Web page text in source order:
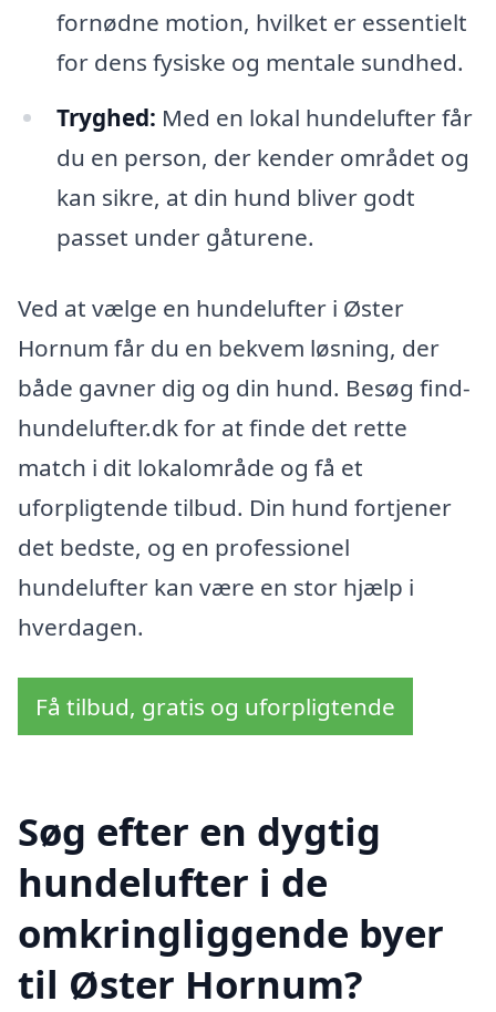
fornødne motion, hvilket er essentielt
for dens fysiske og mentale sundhed.
Tryghed: Med en lokal hundelufter får
du en person, der kender området og
kan sikre, at din hund bliver godt
passet under gåturene.
Ved at vælge en hundelufter i Øster
Hornum får du en bekvem løsning, der
både gavner dig og din hund. Besøg find-
hundelufter.dk for at finde det rette
match i dit lokalområde og få et
uforpligtende tilbud. Din hund fortjener
det bedste, og en professionel
hundelufter kan være en stor hjælp i
hverdagen.
Få tilbud, gratis og uforpligtende
Søg efter en dygtig
hundelufter i de
omkringliggende byer
til Øster Hornum?